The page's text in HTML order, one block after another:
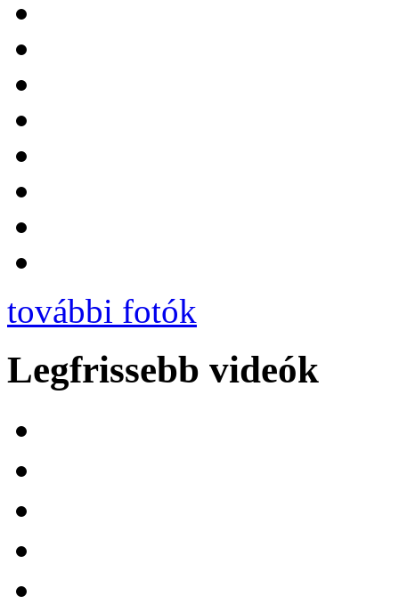
további fotók
Legfrissebb videók